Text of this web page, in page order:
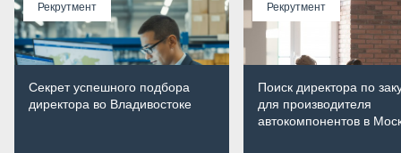
Рекрутмент
Секрет успешного подбора
директора во Владивостоке
Рекрутмент
Поиск директора по
для производителя
автокомпонентов в